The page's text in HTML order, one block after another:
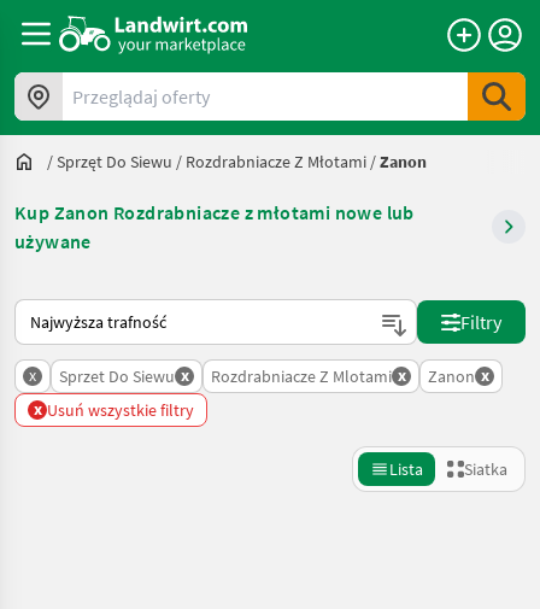
Przeglądaj oferty
/Sprzęt Do Siewu / Rozdrabniacze Z Młotami /Zanon
Kup Zanon Rozdrabniacze z młotami nowe lub
używane
Tak sortuje się na Landwirt.com
Filtry
x Sprzet Do Siewu x Rozdrabniacze Z Mlotami x Zanon x
x Usuń wszystkie filtry
Lista Siatka